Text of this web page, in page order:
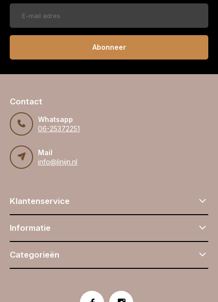
Abonneer
Contact
Whatsapp
06-25372251
Mail
info@linijn.nl
Klantenservice
Informatie
Categorieën